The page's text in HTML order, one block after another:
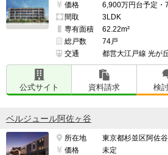
価格
6,900万円台予定・
間取
3LDK
専有面積
62.22m²
総戸数
74戸
交通
都営大江戸線 光が
公式サイト 資料請求 検
ベルジュール阿佐ヶ谷
所在地
東京都杉並区阿佐
価格
未定